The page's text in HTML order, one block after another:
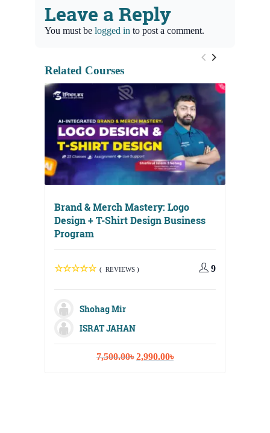
Leave a Reply
You must be logged in to post a comment.
Related Courses
Brand & Merch Mastery: Logo
Design + T-Shirt Design Business
Program
( REVIEWS ) 9
Shohag Mir
ISRAT JAHAN
7,500.00৳ Original
2,990.00৳Current